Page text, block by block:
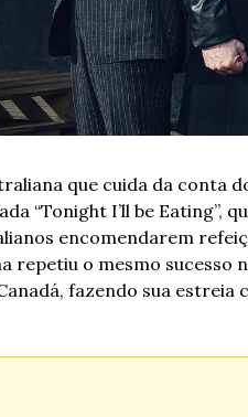
que cuida da conta
“Tonight I’ll be Eating”,
encomendarem
repetiu o mesmo sucesso
fazendo sua estreia